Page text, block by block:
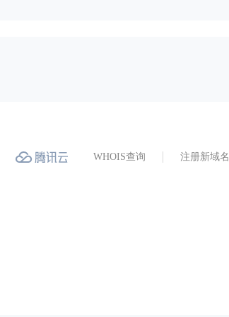
WHOIS查询 注册新域名